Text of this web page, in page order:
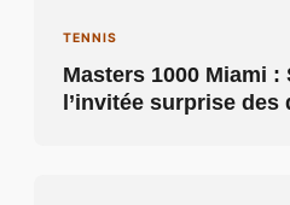
TENNIS
Masters 1000 Miami :
l’invitée surprise